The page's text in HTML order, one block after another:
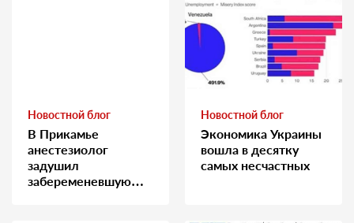
Новостной блог
В Прикамье
анестезиолог
задушил
забеременевшую
Новостной блог
Экономика Украины
вошла в десятку
самых несчастных